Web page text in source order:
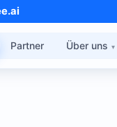
Partner Über uns